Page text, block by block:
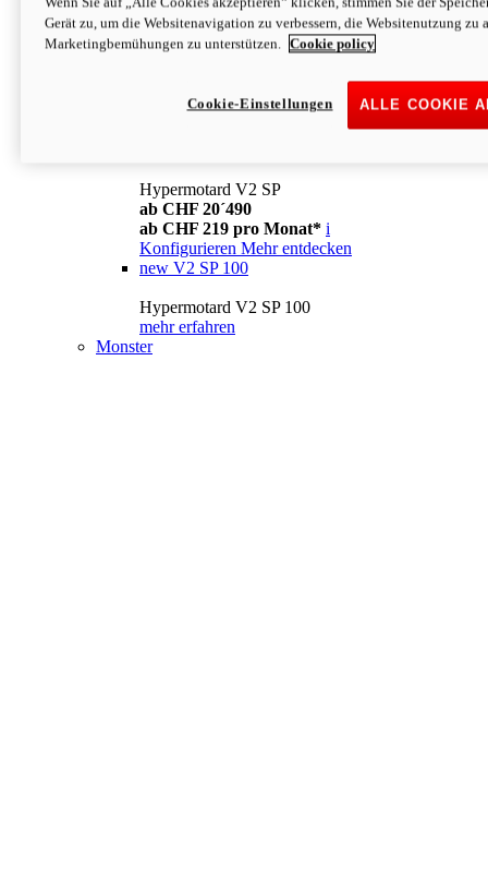
Konfigurieren Mehr entdecken
newV2
ab CHF 169 pro Monat* i
Mehr entdecken
Hypermotard V2 SP
ab CHF 20´490
ab CHF 219 pro Monat* i
Konfigurieren Mehr entdecken
new V2 SP 100
Hypermotard V2 SP 100
mehr erfahren
Monster
Gerät zu, um die Websitenavigation zu verbessern, die Websitenutzung zu
Marketingbemühungen zu unterstützen.
Cookie policy
ALLE COOKIE
Cookie-Einstellungen